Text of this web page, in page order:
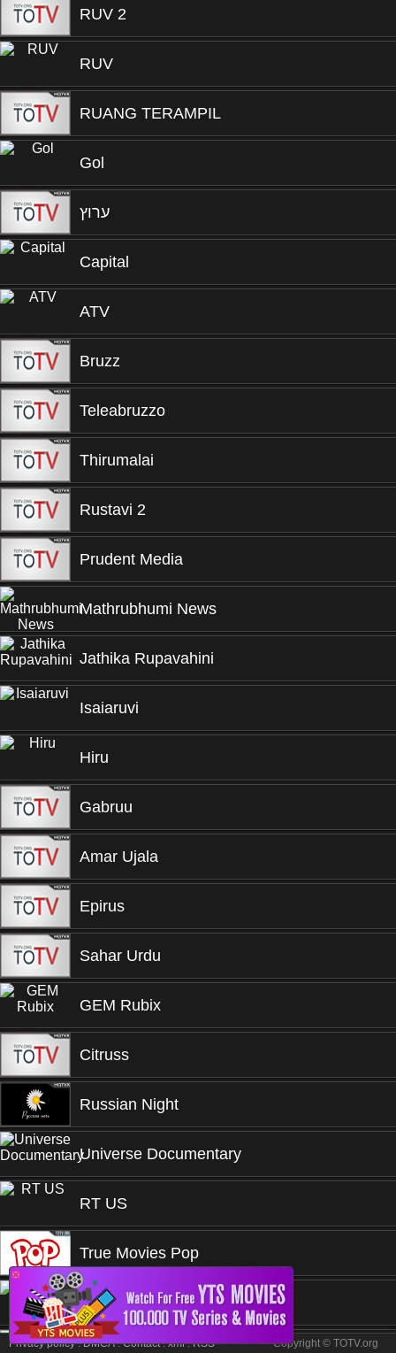
RUV 2
RUV
RUANG TERAMPIL
Gol
ערוץ
Capital
ATV
Bruzz
Teleabruzzo
Thirumalai
Rustavi 2
Prudent Media
Mathrubhumi News
Jathika Rupavahini
Isaiaruvi
Hiru
Gabruu
Amar Ujala
Epirus
Sahar Urdu
GEM Rubix
Citruss
Russian Night
Universe Documentary
RT US
True Movies Pop
Perú
❎
Privacy policy.DMCA.Contact.xml.RSS Copyright © TOTV.org